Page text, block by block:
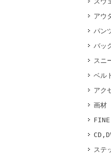
アウ
パン
バッ
スニ
ベル
アク
画材
ステ